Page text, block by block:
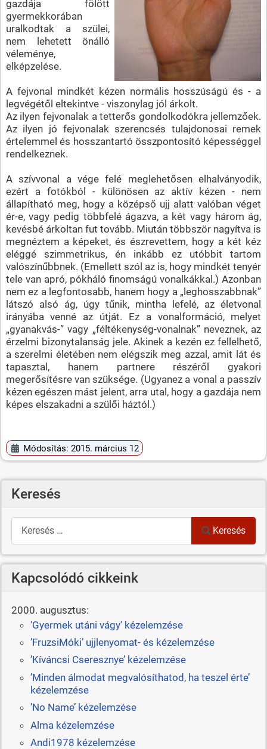
gazdája fölött
gyermekkorában
uralkodtak a szülei,
nem lehetett önálló
véleménye,
elképzelése.
A fejvonal mindkét kézen normális hosszúságú és - a
legvégétől eltekintve - viszonylag jól árkolt.
Az ilyen fejvonalak a tetterős gondolkodókra jellemzőek.
Az ilyen jó fejvonalak szerencsés tulajdonosai remek
értelemmel és hosszantartó összpontosító képességgel
rendelkeznek.
A szívvonal a vége felé meglehetősen elhalványodik,
ezért a fotókból - különösen az aktív kézen - nem
állapítható meg, hogy a középső ujj alatt valóban véget
ér-e, vagy pedig többfelé ágazva, a két vagy három ág,
kevésbé árkoltan fut tovább. Miután többször nagyítva is
megnéztem a képeket, és észrevettem, hogy a két kéz
eléggé szimmetrikus, én inkább ez utóbbit tartom
valószínűbbnek. (Emellett szól az is, hogy mindkét tenyér
tele van apró, pókháló finomságú vonalkákkal.) Azonban
nem ez a legfontosabb, hanem hogy a „leghosszabbnak”
látszó alsó ág, úgy tűnik, mintha lefelé, az életvonal
irányába venné az útját. Ez a vonalformáció, melyet
„gyanakvás-” vagy „féltékenység-vonalnak” neveznek, az
érzelmi bizonytalanság jele. Akinek a kezén ez fellelhető,
a szerelmi életében nem elégszik meg azzal, amit lát és
tapasztal, hanem partnere részéről gyakori
megerősítésre van szüksége. (Ugyanez a vonal a passzív
kézen egészen mást jelent, arra utal, hogy a gazdája nem
képes elszakadni a szülői háztól.)
Módosítás: 2015. március 12
Keresés
Keresés
Keresés
Kapcsolódó cikkeink
2000. augusztus:
'Gyermek utáni vágy' kézelemzése
’FruzsiMóki’ ujjlenyomat- és kézelemzése
’Kíváncsi Cseresznye’ kézelemzése
’Minden álmodat megvalósíthatod, ha teszel érte’
kézelemzése
’No Name’ kézelemzése
Alma kézelemzése
Andi1978 kézelemzése